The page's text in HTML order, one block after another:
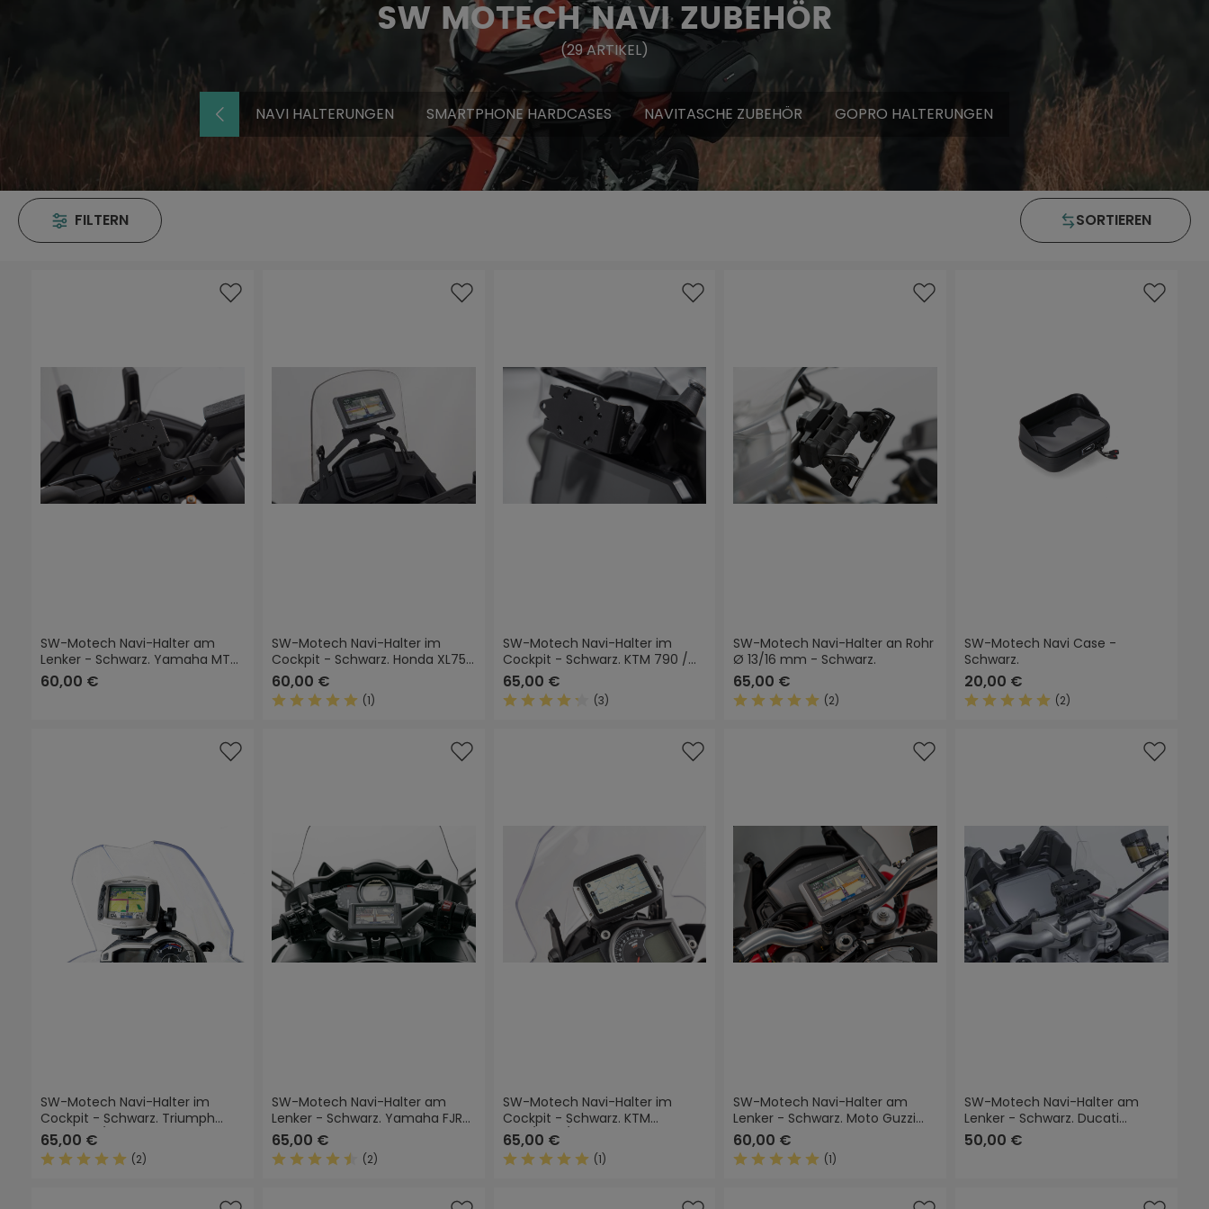
SW MOTECH NAVI ZUBEHÖR
(29ARTIKEL)
NAVI HALTERUNGEN SMARTPHONE HARDCASES NAVITASCHE ZUBEHÖR GOPRO HALTERUNGEN
FILTERN SORTIEREN
SW-Motech Navi-Halter am
Lenker - Schwarz. Yamaha MT-
07 Tracer (16-).
60,00 €
SW-Motech Navi-Halter im
Cockpit - Schwarz. Honda XL750
Transalp (22-24).
60,00 €
(1)
SW-Motech Navi-Halter im
Cockpit - Schwarz. KTM 790 /
890 Adv, Husqv. Norden 901.
65,00 €
(3)
SW-Motech Navi-Halter an Rohr
Ø 13/16 mm - Schwarz.
65,00 €
(2)
SW-Motech Navi Case -
Schwarz.
20,00 €
(2)
SW-Motech Navi-Halter im
Cockpit - Schwarz. Triumph
Tiger 800/800 XC, XR (10-17).
65,00 €
(2)
SW-Motech Navi-Halter am
Lenker - Schwarz. Yamaha FJR
1300 (04-).
65,00 €
(2)
SW-Motech Navi-Halter im
Cockpit - Schwarz. KTM
1050/1090/1190 Adventure.
65,00 €
(1)
SW-Motech Navi-Halter am
Lenker - Schwarz. Moto Guzzi
V85 TT (19-23).
60,00 €
(1)
SW-Motech Navi-Halter am
Lenker - Schwarz. Ducati
Multistrada V4 (20-), V2 (24-).
50,00 €